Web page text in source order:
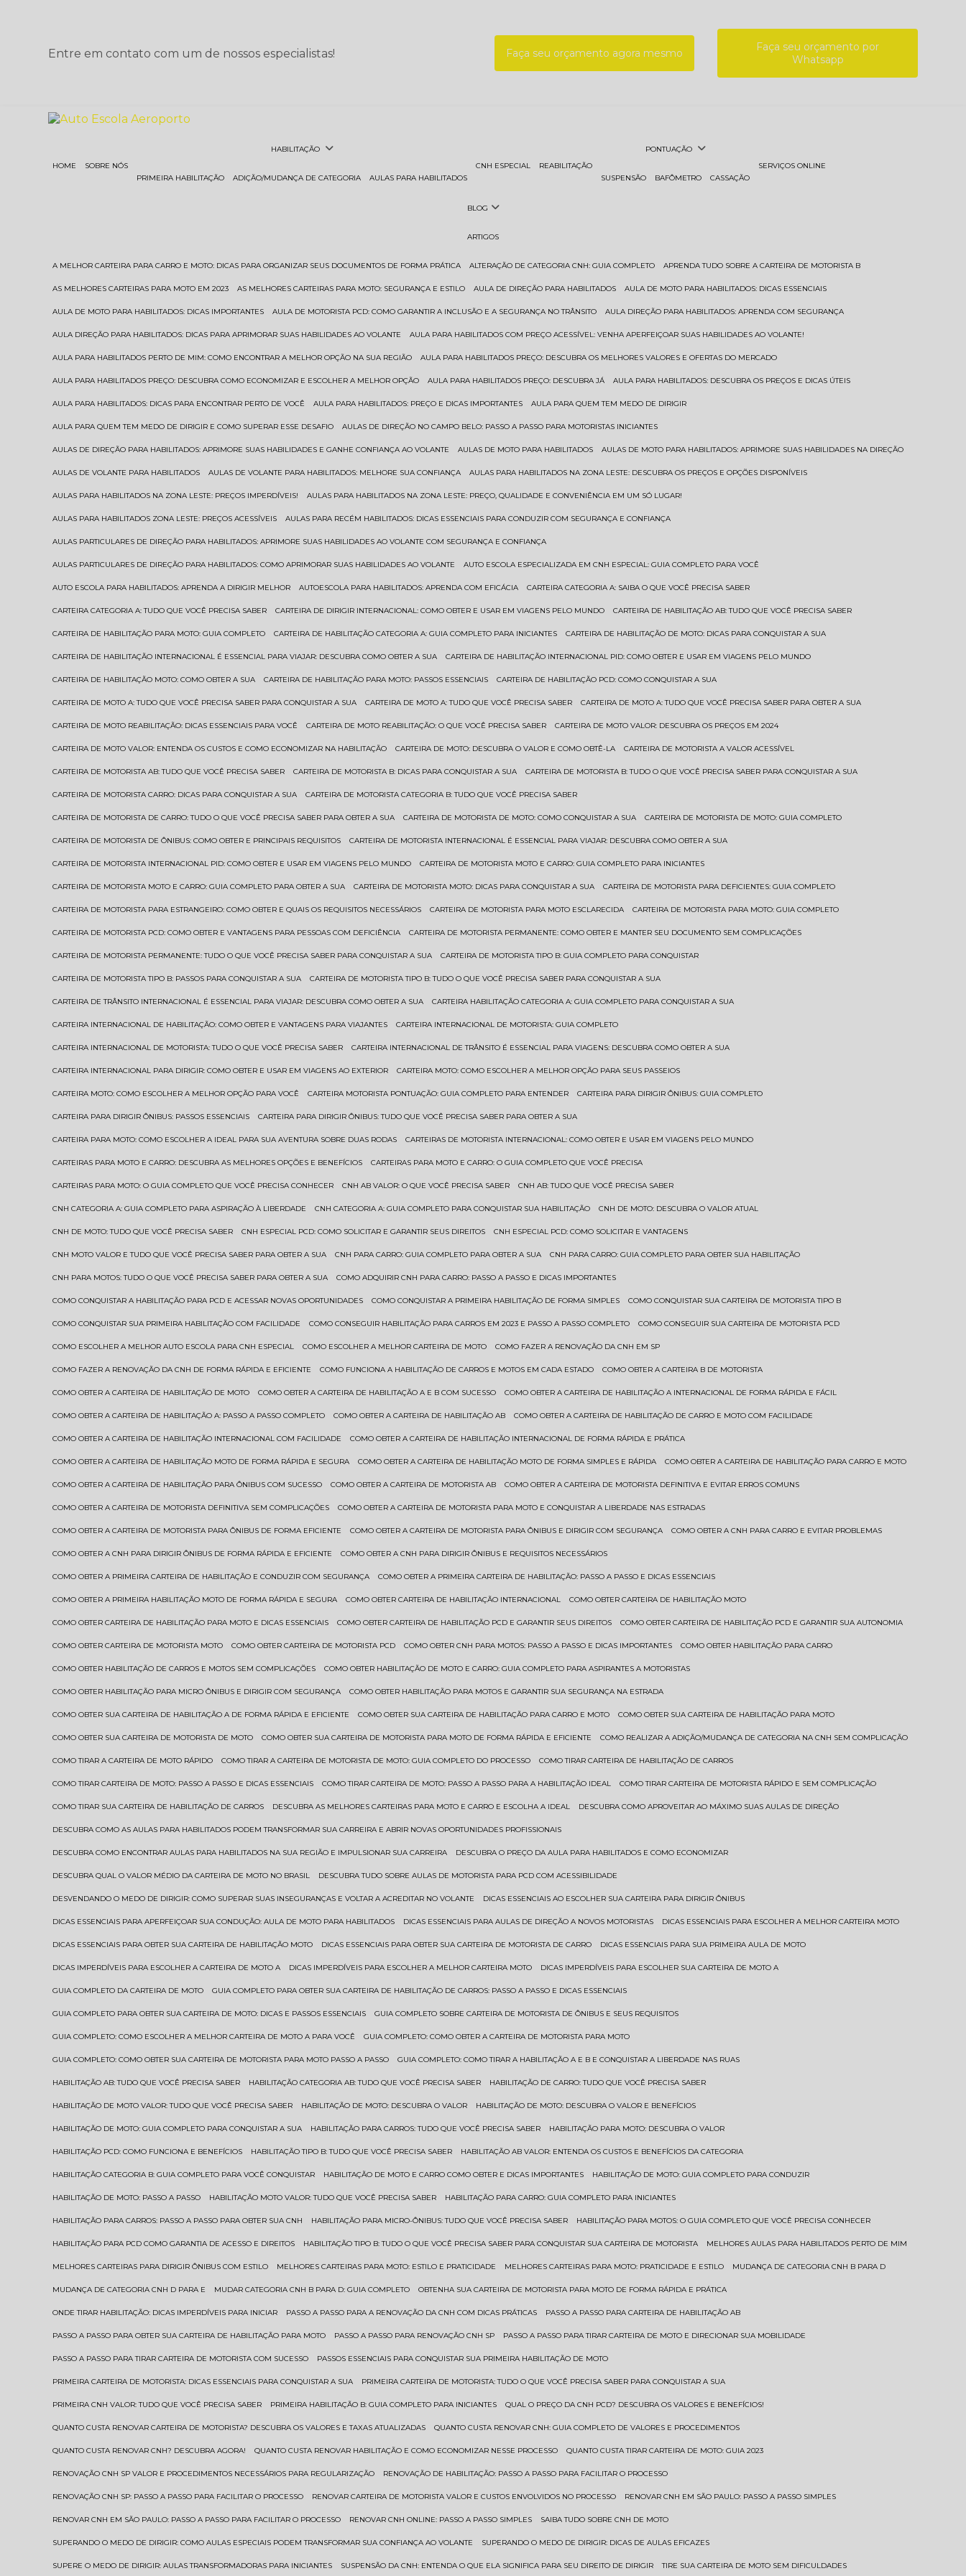
Entre em contato com um de nossos especialistas! Faça seu orçamento agora mesmo
Faça seu orçamento por
Whatsapp
HOME SOBRE NÓS
HABILITAÇÃO
PRIMEIRA HABILITAÇÃO ADIÇÃO/MUDANÇA DE CATEGORIA AULAS PARA HABILITADOS
CNH ESPECIAL REABILITAÇÃO
PONTUAÇÃO
SUSPENSÃO BAFÔMETRO CASSAÇÃO
SERVIÇOS ONLINE
BLOG
ARTIGOS
A MELHOR CARTEIRA PARA CARRO E MOTO: DICAS PARA ORGANIZAR SEUS DOCUMENTOS DE FORMA PRÁTICA ALTERAÇÃO DE CATEGORIA CNH: GUIA COMPLETO APRENDA TUDO SOBRE A CARTEIRA DE MOTORISTA B
AS MELHORES CARTEIRAS PARA MOTO EM 2023 AS MELHORES CARTEIRAS PARA MOTO: SEGURANÇA E ESTILO AULA DE DIREÇÃO PARA HABILITADOS AULA DE MOTO PARA HABILITADOS: DICAS ESSENCIAIS
AULA DE MOTO PARA HABILITADOS: DICAS IMPORTANTES AULA DE MOTORISTA PCD: COMO GARANTIR A INCLUSÃO E A SEGURANÇA NO TRÂNSITO AULA DIREÇÃO PARA HABILITADOS: APRENDA COM SEGURANÇA
AULA DIREÇÃO PARA HABILITADOS: DICAS PARA APRIMORAR SUAS HABILIDADES AO VOLANTE AULA PARA HABILITADOS COM PREÇO ACESSÍVEL: VENHA APERFEIÇOAR SUAS HABILIDADES AO VOLANTE!
AULA PARA HABILITADOS PERTO DE MIM: COMO ENCONTRAR A MELHOR OPÇÃO NA SUA REGIÃO AULA PARA HABILITADOS PREÇO: DESCUBRA OS MELHORES VALORES E OFERTAS DO MERCADO
AULA PARA HABILITADOS PREÇO: DESCUBRA COMO ECONOMIZAR E ESCOLHER A MELHOR OPÇÃO AULA PARA HABILITADOS PREÇO: DESCUBRA JÁ AULA PARA HABILITADOS: DESCUBRA OS PREÇOS E DICAS ÚTEIS
AULA PARA HABILITADOS: DICAS PARA ENCONTRAR PERTO DE VOCÊ AULA PARA HABILITADOS: PREÇO E DICAS IMPORTANTES AULA PARA QUEM TEM MEDO DE DIRIGIR
AULA PARA QUEM TEM MEDO DE DIRIGIR E COMO SUPERAR ESSE DESAFIO AULAS DE DIREÇÃO NO CAMPO BELO: PASSO A PASSO PARA MOTORISTAS INICIANTES
AULAS DE DIREÇÃO PARA HABILITADOS: APRIMORE SUAS HABILIDADES E GANHE CONFIANÇA AO VOLANTE AULAS DE MOTO PARA HABILITADOS AULAS DE MOTO PARA HABILITADOS: APRIMORE SUAS HABILIDADES NA DIREÇÃO
AULAS DE VOLANTE PARA HABILITADOS AULAS DE VOLANTE PARA HABILITADOS: MELHORE SUA CONFIANÇA AULAS PARA HABILITADOS NA ZONA LESTE: DESCUBRA OS PREÇOS E OPÇÕES DISPONÍVEIS
AULAS PARA HABILITADOS NA ZONA LESTE: PREÇOS IMPERDÍVEIS! AULAS PARA HABILITADOS NA ZONA LESTE: PREÇO, QUALIDADE E CONVENIÊNCIA EM UM SÓ LUGAR!
AULAS PARA HABILITADOS ZONA LESTE: PREÇOS ACESSÍVEIS AULAS PARA RECÉM HABILITADOS: DICAS ESSENCIAIS PARA CONDUZIR COM SEGURANÇA E CONFIANÇA
AULAS PARTICULARES DE DIREÇÃO PARA HABILITADOS: APRIMORE SUAS HABILIDADES AO VOLANTE COM SEGURANÇA E CONFIANÇA
AULAS PARTICULARES DE DIREÇÃO PARA HABILITADOS: COMO APRIMORAR SUAS HABILIDADES AO VOLANTE AUTO ESCOLA ESPECIALIZADA EM CNH ESPECIAL: GUIA COMPLETO PARA VOCÊ
AUTO ESCOLA PARA HABILITADOS: APRENDA A DIRIGIR MELHOR AUTOESCOLA PARA HABILITADOS: APRENDA COM EFICÁCIA CARTEIRA CATEGORIA A: SAIBA O QUE VOCÊ PRECISA SABER
CARTEIRA CATEGORIA A: TUDO QUE VOCÊ PRECISA SABER CARTEIRA DE DIRIGIR INTERNACIONAL: COMO OBTER E USAR EM VIAGENS PELO MUNDO CARTEIRA DE HABILITAÇÃO AB: TUDO QUE VOCÊ PRECISA SABER
CARTEIRA DE HABILITAÇÃO PARA MOTO: GUIA COMPLETO CARTEIRA DE HABILITAÇÃO CATEGORIA A: GUIA COMPLETO PARA INICIANTES CARTEIRA DE HABILITAÇÃO DE MOTO: DICAS PARA CONQUISTAR A SUA
CARTEIRA DE HABILITAÇÃO INTERNACIONAL É ESSENCIAL PARA VIAJAR: DESCUBRA COMO OBTER A SUA CARTEIRA DE HABILITAÇÃO INTERNACIONAL PID: COMO OBTER E USAR EM VIAGENS PELO MUNDO
CARTEIRA DE HABILITAÇÃO MOTO: COMO OBTER A SUA CARTEIRA DE HABILITAÇÃO PARA MOTO: PASSOS ESSENCIAIS CARTEIRA DE HABILITAÇÃO PCD: COMO CONQUISTAR A SUA
CARTEIRA DE MOTO A: TUDO QUE VOCÊ PRECISA SABER PARA CONQUISTAR A SUA CARTEIRA DE MOTO A: TUDO QUE VOCÊ PRECISA SABER CARTEIRA DE MOTO A: TUDO QUE VOCÊ PRECISA SABER PARA OBTER A SUA
CARTEIRA DE MOTO REABILITAÇÃO: DICAS ESSENCIAIS PARA VOCÊ CARTEIRA DE MOTO REABILITAÇÃO: O QUE VOCÊ PRECISA SABER CARTEIRA DE MOTO VALOR: DESCUBRA OS PREÇOS EM 2024
CARTEIRA DE MOTO VALOR: ENTENDA OS CUSTOS E COMO ECONOMIZAR NA HABILITAÇÃO CARTEIRA DE MOTO: DESCUBRA O VALOR E COMO OBTÊ-LA CARTEIRA DE MOTORISTA A VALOR ACESSÍVEL
CARTEIRA DE MOTORISTA AB: TUDO QUE VOCÊ PRECISA SABER CARTEIRA DE MOTORISTA B: DICAS PARA CONQUISTAR A SUA CARTEIRA DE MOTORISTA B: TUDO O QUE VOCÊ PRECISA SABER PARA CONQUISTAR A SUA
CARTEIRA DE MOTORISTA CARRO: DICAS PARA CONQUISTAR A SUA CARTEIRA DE MOTORISTA CATEGORIA B: TUDO QUE VOCÊ PRECISA SABER
CARTEIRA DE MOTORISTA DE CARRO: TUDO O QUE VOCÊ PRECISA SABER PARA OBTER A SUA CARTEIRA DE MOTORISTA DE MOTO: COMO CONQUISTAR A SUA CARTEIRA DE MOTORISTA DE MOTO: GUIA COMPLETO
CARTEIRA DE MOTORISTA DE ÔNIBUS: COMO OBTER E PRINCIPAIS REQUISITOS CARTEIRA DE MOTORISTA INTERNACIONAL É ESSENCIAL PARA VIAJAR: DESCUBRA COMO OBTER A SUA
CARTEIRA DE MOTORISTA INTERNACIONAL PID: COMO OBTER E USAR EM VIAGENS PELO MUNDO CARTEIRA DE MOTORISTA MOTO E CARRO: GUIA COMPLETO PARA INICIANTES
CARTEIRA DE MOTORISTA MOTO E CARRO: GUIA COMPLETO PARA OBTER A SUA CARTEIRA DE MOTORISTA MOTO: DICAS PARA CONQUISTAR A SUA CARTEIRA DE MOTORISTA PARA DEFICIENTES: GUIA COMPLETO
CARTEIRA DE MOTORISTA PARA ESTRANGEIRO: COMO OBTER E QUAIS OS REQUISITOS NECESSÁRIOS CARTEIRA DE MOTORISTA PARA MOTO ESCLARECIDA CARTEIRA DE MOTORISTA PARA MOTO: GUIA COMPLETO
CARTEIRA DE MOTORISTA PCD: COMO OBTER E VANTAGENS PARA PESSOAS COM DEFICIÊNCIA CARTEIRA DE MOTORISTA PERMANENTE: COMO OBTER E MANTER SEU DOCUMENTO SEM COMPLICAÇÕES
CARTEIRA DE MOTORISTA PERMANENTE: TUDO O QUE VOCÊ PRECISA SABER PARA CONQUISTAR A SUA CARTEIRA DE MOTORISTA TIPO B: GUIA COMPLETO PARA CONQUISTAR
CARTEIRA DE MOTORISTA TIPO B: PASSOS PARA CONQUISTAR A SUA CARTEIRA DE MOTORISTA TIPO B: TUDO O QUE VOCÊ PRECISA SABER PARA CONQUISTAR A SUA
CARTEIRA DE TRÂNSITO INTERNACIONAL É ESSENCIAL PARA VIAJAR: DESCUBRA COMO OBTER A SUA CARTEIRA HABILITAÇÃO CATEGORIA A: GUIA COMPLETO PARA CONQUISTAR A SUA
CARTEIRA INTERNACIONAL DE HABILITAÇÃO: COMO OBTER E VANTAGENS PARA VIAJANTES CARTEIRA INTERNACIONAL DE MOTORISTA: GUIA COMPLETO
CARTEIRA INTERNACIONAL DE MOTORISTA: TUDO O QUE VOCÊ PRECISA SABER CARTEIRA INTERNACIONAL DE TRÂNSITO É ESSENCIAL PARA VIAGENS: DESCUBRA COMO OBTER A SUA
CARTEIRA INTERNACIONAL PARA DIRIGIR: COMO OBTER E USAR EM VIAGENS AO EXTERIOR CARTEIRA MOTO: COMO ESCOLHER A MELHOR OPÇÃO PARA SEUS PASSEIOS
CARTEIRA MOTO: COMO ESCOLHER A MELHOR OPÇÃO PARA VOCÊ CARTEIRA MOTORISTA PONTUAÇÃO: GUIA COMPLETO PARA ENTENDER CARTEIRA PARA DIRIGIR ÔNIBUS: GUIA COMPLETO
CARTEIRA PARA DIRIGIR ÔNIBUS: PASSOS ESSENCIAIS CARTEIRA PARA DIRIGIR ÔNIBUS: TUDO QUE VOCÊ PRECISA SABER PARA OBTER A SUA
CARTEIRA PARA MOTO: COMO ESCOLHER A IDEAL PARA SUA AVENTURA SOBRE DUAS RODAS CARTEIRAS DE MOTORISTA INTERNACIONAL: COMO OBTER E USAR EM VIAGENS PELO MUNDO
CARTEIRAS PARA MOTO E CARRO: DESCUBRA AS MELHORES OPÇÕES E BENEFÍCIOS CARTEIRAS PARA MOTO E CARRO: O GUIA COMPLETO QUE VOCÊ PRECISA
CARTEIRAS PARA MOTO: O GUIA COMPLETO QUE VOCÊ PRECISA CONHECER CNH AB VALOR: O QUE VOCÊ PRECISA SABER CNH AB: TUDO QUE VOCÊ PRECISA SABER
CNH CATEGORIA A: GUIA COMPLETO PARA ASPIRAÇÃO À LIBERDADE CNH CATEGORIA A: GUIA COMPLETO PARA CONQUISTAR SUA HABILITAÇÃO CNH DE MOTO: DESCUBRA O VALOR ATUAL
CNH DE MOTO: TUDO QUE VOCÊ PRECISA SABER CNH ESPECIAL PCD: COMO SOLICITAR E GARANTIR SEUS DIREITOS CNH ESPECIAL PCD: COMO SOLICITAR E VANTAGENS
CNH MOTO VALOR E TUDO QUE VOCÊ PRECISA SABER PARA OBTER A SUA CNH PARA CARRO: GUIA COMPLETO PARA OBTER A SUA CNH PARA CARRO: GUIA COMPLETO PARA OBTER SUA HABILITAÇÃO
CNH PARA MOTOS: TUDO O QUE VOCÊ PRECISA SABER PARA OBTER A SUA COMO ADQUIRIR CNH PARA CARRO: PASSO A PASSO E DICAS IMPORTANTES
COMO CONQUISTAR A HABILITAÇÃO PARA PCD E ACESSAR NOVAS OPORTUNIDADES COMO CONQUISTAR A PRIMEIRA HABILITAÇÃO DE FORMA SIMPLES COMO CONQUISTAR SUA CARTEIRA DE MOTORISTA TIPO B
COMO CONQUISTAR SUA PRIMEIRA HABILITAÇÃO COM FACILIDADE COMO CONSEGUIR HABILITAÇÃO PARA CARROS EM 2023 E PASSO A PASSO COMPLETO COMO CONSEGUIR SUA CARTEIRA DE MOTORISTA PCD
COMO ESCOLHER A MELHOR AUTO ESCOLA PARA CNH ESPECIAL COMO ESCOLHER A MELHOR CARTEIRA DE MOTO COMO FAZER A RENOVAÇÃO DA CNH EM SP
COMO FAZER A RENOVAÇÃO DA CNH DE FORMA RÁPIDA E EFICIENTE COMO FUNCIONA A HABILITAÇÃO DE CARROS E MOTOS EM CADA ESTADO COMO OBTER A CARTEIRA B DE MOTORISTA
COMO OBTER A CARTEIRA DE HABILITAÇÃO DE MOTO COMO OBTER A CARTEIRA DE HABILITAÇÃO A E B COM SUCESSO COMO OBTER A CARTEIRA DE HABILITAÇÃO A INTERNACIONAL DE FORMA RÁPIDA E FÁCIL
COMO OBTER A CARTEIRA DE HABILITAÇÃO A: PASSO A PASSO COMPLETO COMO OBTER A CARTEIRA DE HABILITAÇÃO AB COMO OBTER A CARTEIRA DE HABILITAÇÃO DE CARRO E MOTO COM FACILIDADE
COMO OBTER A CARTEIRA DE HABILITAÇÃO INTERNACIONAL COM FACILIDADE COMO OBTER A CARTEIRA DE HABILITAÇÃO INTERNACIONAL DE FORMA RÁPIDA E PRÁTICA
COMO OBTER A CARTEIRA DE HABILITAÇÃO MOTO DE FORMA RÁPIDA E SEGURA COMO OBTER A CARTEIRA DE HABILITAÇÃO MOTO DE FORMA SIMPLES E RÁPIDA COMO OBTER A CARTEIRA DE HABILITAÇÃO PARA CARRO E MOTO
COMO OBTER A CARTEIRA DE HABILITAÇÃO PARA ÔNIBUS COM SUCESSO COMO OBTER A CARTEIRA DE MOTORISTA AB COMO OBTER A CARTEIRA DE MOTORISTA DEFINITIVA E EVITAR ERROS COMUNS
COMO OBTER A CARTEIRA DE MOTORISTA DEFINITIVA SEM COMPLICAÇÕES COMO OBTER A CARTEIRA DE MOTORISTA PARA MOTO E CONQUISTAR A LIBERDADE NAS ESTRADAS
COMO OBTER A CARTEIRA DE MOTORISTA PARA ÔNIBUS DE FORMA EFICIENTE COMO OBTER A CARTEIRA DE MOTORISTA PARA ÔNIBUS E DIRIGIR COM SEGURANÇA COMO OBTER A CNH PARA CARRO E EVITAR PROBLEMAS
COMO OBTER A CNH PARA DIRIGIR ÔNIBUS DE FORMA RÁPIDA E EFICIENTE COMO OBTER A CNH PARA DIRIGIR ÔNIBUS E REQUISITOS NECESSÁRIOS
COMO OBTER A PRIMEIRA CARTEIRA DE HABILITAÇÃO E CONDUZIR COM SEGURANÇA COMO OBTER A PRIMEIRA CARTEIRA DE HABILITAÇÃO: PASSO A PASSO E DICAS ESSENCIAIS
COMO OBTER A PRIMEIRA HABILITAÇÃO MOTO DE FORMA RÁPIDA E SEGURA COMO OBTER CARTEIRA DE HABILITAÇÃO INTERNACIONAL COMO OBTER CARTEIRA DE HABILITAÇÃO MOTO
COMO OBTER CARTEIRA DE HABILITAÇÃO PARA MOTO E DICAS ESSENCIAIS COMO OBTER CARTEIRA DE HABILITAÇÃO PCD E GARANTIR SEUS DIREITOS COMO OBTER CARTEIRA DE HABILITAÇÃO PCD E GARANTIR SUA AUTONOMIA
COMO OBTER CARTEIRA DE MOTORISTA MOTO COMO OBTER CARTEIRA DE MOTORISTA PCD COMO OBTER CNH PARA MOTOS: PASSO A PASSO E DICAS IMPORTANTES COMO OBTER HABILITAÇÃO PARA CARRO
COMO OBTER HABILITAÇÃO DE CARROS E MOTOS SEM COMPLICAÇÕES COMO OBTER HABILITAÇÃO DE MOTO E CARRO: GUIA COMPLETO PARA ASPIRANTES A MOTORISTAS
COMO OBTER HABILITAÇÃO PARA MICRO ÔNIBUS E DIRIGIR COM SEGURANÇA COMO OBTER HABILITAÇÃO PARA MOTOS E GARANTIR SUA SEGURANÇA NA ESTRADA
COMO OBTER SUA CARTEIRA DE HABILITAÇÃO A DE FORMA RÁPIDA E EFICIENTE COMO OBTER SUA CARTEIRA DE HABILITAÇÃO PARA CARRO E MOTO COMO OBTER SUA CARTEIRA DE HABILITAÇÃO PARA MOTO
COMO OBTER SUA CARTEIRA DE MOTORISTA DE MOTO COMO OBTER SUA CARTEIRA DE MOTORISTA PARA MOTO DE FORMA RÁPIDA E EFICIENTE COMO REALIZAR A ADIÇÃO/MUDANÇA DE CATEGORIA NA CNH SEM COMPLICAÇÃO
COMO TIRAR A CARTEIRA DE MOTO RÁPIDO COMO TIRAR A CARTEIRA DE MOTORISTA DE MOTO: GUIA COMPLETO DO PROCESSO COMO TIRAR CARTEIRA DE HABILITAÇÃO DE CARROS
COMO TIRAR CARTEIRA DE MOTO: PASSO A PASSO E DICAS ESSENCIAIS COMO TIRAR CARTEIRA DE MOTO: PASSO A PASSO PARA A HABILITAÇÃO IDEAL COMO TIRAR CARTEIRA DE MOTORISTA RÁPIDO E SEM COMPLICAÇÃO
COMO TIRAR SUA CARTEIRA DE HABILITAÇÃO DE CARROS DESCUBRA AS MELHORES CARTEIRAS PARA MOTO E CARRO E ESCOLHA A IDEAL DESCUBRA COMO APROVEITAR AO MÁXIMO SUAS AULAS DE DIREÇÃO
DESCUBRA COMO AS AULAS PARA HABILITADOS PODEM TRANSFORMAR SUA CARREIRA E ABRIR NOVAS OPORTUNIDADES PROFISSIONAIS
DESCUBRA COMO ENCONTRAR AULAS PARA HABILITADOS NA SUA REGIÃO E IMPULSIONAR SUA CARREIRA DESCUBRA O PREÇO DA AULA PARA HABILITADOS E COMO ECONOMIZAR
DESCUBRA QUAL O VALOR MÉDIO DA CARTEIRA DE MOTO NO BRASIL DESCUBRA TUDO SOBRE AULAS DE MOTORISTA PARA PCD COM ACESSIBILIDADE
DESVENDANDO O MEDO DE DIRIGIR: COMO SUPERAR SUAS INSEGURANÇAS E VOLTAR A ACREDITAR NO VOLANTE DICAS ESSENCIAIS AO ESCOLHER SUA CARTEIRA PARA DIRIGIR ÔNIBUS
DICAS ESSENCIAIS PARA APERFEIÇOAR SUA CONDUÇÃO: AULA DE MOTO PARA HABILITADOS DICAS ESSENCIAIS PARA AULAS DE DIREÇÃO A NOVOS MOTORISTAS DICAS ESSENCIAIS PARA ESCOLHER A MELHOR CARTEIRA MOTO
DICAS ESSENCIAIS PARA OBTER SUA CARTEIRA DE HABILITAÇÃO MOTO DICAS ESSENCIAIS PARA OBTER SUA CARTEIRA DE MOTORISTA DE CARRO DICAS ESSENCIAIS PARA SUA PRIMEIRA AULA DE MOTO
DICAS IMPERDÍVEIS PARA ESCOLHER A CARTEIRA DE MOTO A DICAS IMPERDÍVEIS PARA ESCOLHER A MELHOR CARTEIRA MOTO DICAS IMPERDÍVEIS PARA ESCOLHER SUA CARTEIRA DE MOTO A
GUIA COMPLETO DA CARTEIRA DE MOTO GUIA COMPLETO PARA OBTER SUA CARTEIRA DE HABILITAÇÃO DE CARROS: PASSO A PASSO E DICAS ESSENCIAIS
GUIA COMPLETO PARA OBTER SUA CARTEIRA DE MOTO: DICAS E PASSOS ESSENCIAIS GUIA COMPLETO SOBRE CARTEIRA DE MOTORISTA DE ÔNIBUS E SEUS REQUISITOS
GUIA COMPLETO: COMO ESCOLHER A MELHOR CARTEIRA DE MOTO A PARA VOCÊ GUIA COMPLETO: COMO OBTER A CARTEIRA DE MOTORISTA PARA MOTO
GUIA COMPLETO: COMO OBTER SUA CARTEIRA DE MOTORISTA PARA MOTO PASSO A PASSO GUIA COMPLETO: COMO TIRAR A HABILITAÇÃO A E B E CONQUISTAR A LIBERDADE NAS RUAS
HABILITAÇÃO AB: TUDO QUE VOCÊ PRECISA SABER HABILITAÇÃO CATEGORIA AB: TUDO QUE VOCÊ PRECISA SABER HABILITAÇÃO DE CARRO: TUDO QUE VOCÊ PRECISA SABER
HABILITAÇÃO DE MOTO VALOR: TUDO QUE VOCÊ PRECISA SABER HABILITAÇÃO DE MOTO: DESCUBRA O VALOR HABILITAÇÃO DE MOTO: DESCUBRA O VALOR E BENEFÍCIOS
HABILITAÇÃO DE MOTO: GUIA COMPLETO PARA CONQUISTAR A SUA HABILITAÇÃO PARA CARROS: TUDO QUE VOCÊ PRECISA SABER HABILITAÇÃO PARA MOTO: DESCUBRA O VALOR
HABILITAÇÃO PCD: COMO FUNCIONA E BENEFÍCIOS HABILITAÇÃO TIPO B: TUDO QUE VOCÊ PRECISA SABER HABILITAÇÃO AB VALOR: ENTENDA OS CUSTOS E BENEFÍCIOS DA CATEGORIA
HABILITAÇÃO CATEGORIA B: GUIA COMPLETO PARA VOCÊ CONQUISTAR HABILITAÇÃO DE MOTO E CARRO COMO OBTER E DICAS IMPORTANTES HABILITAÇÃO DE MOTO: GUIA COMPLETO PARA CONDUZIR
HABILITAÇÃO DE MOTO: PASSO A PASSO HABILITAÇÃO MOTO VALOR: TUDO QUE VOCÊ PRECISA SABER HABILITAÇÃO PARA CARRO: GUIA COMPLETO PARA INICIANTES
HABILITAÇÃO PARA CARROS: PASSO A PASSO PARA OBTER SUA CNH HABILITAÇÃO PARA MICRO-ÔNIBUS: TUDO QUE VOCÊ PRECISA SABER HABILITAÇÃO PARA MOTOS: O GUIA COMPLETO QUE VOCÊ PRECISA CONHECER
HABILITAÇÃO PARA PCD COMO GARANTIA DE ACESSO E DIREITOS HABILITAÇÃO TIPO B: TUDO O QUE VOCÊ PRECISA SABER PARA CONQUISTAR SUA CARTEIRA DE MOTORISTA MELHORES AULAS PARA HABILITADOS PERTO DE MIM
MELHORES CARTEIRAS PARA DIRIGIR ÔNIBUS COM ESTILO MELHORES CARTEIRAS PARA MOTO: ESTILO E PRATICIDADE MELHORES CARTEIRAS PARA MOTO: PRATICIDADE E ESTILO MUDANÇA DE CATEGORIA CNH B PARA D
MUDANÇA DE CATEGORIA CNH D PARA E MUDAR CATEGORIA CNH B PARA D: GUIA COMPLETO OBTENHA SUA CARTEIRA DE MOTORISTA PARA MOTO DE FORMA RÁPIDA E PRÁTICA
ONDE TIRAR HABILITAÇÃO: DICAS IMPERDÍVEIS PARA INICIAR PASSO A PASSO PARA A RENOVAÇÃO DA CNH COM DICAS PRÁTICAS PASSO A PASSO PARA CARTEIRA DE HABILITAÇÃO AB
PASSO A PASSO PARA OBTER SUA CARTEIRA DE HABILITAÇÃO PARA MOTO PASSO A PASSO PARA RENOVAÇÃO CNH SP PASSO A PASSO PARA TIRAR CARTEIRA DE MOTO E DIRECIONAR SUA MOBILIDADE
PASSO A PASSO PARA TIRAR CARTEIRA DE MOTORISTA COM SUCESSO PASSOS ESSENCIAIS PARA CONQUISTAR SUA PRIMEIRA HABILITAÇÃO DE MOTO
PRIMEIRA CARTEIRA DE MOTORISTA: DICAS ESSENCIAIS PARA CONQUISTAR A SUA PRIMEIRA CARTEIRA DE MOTORISTA: TUDO O QUE VOCÊ PRECISA SABER PARA CONQUISTAR A SUA
PRIMEIRA CNH VALOR: TUDO QUE VOCÊ PRECISA SABER PRIMEIRA HABILITAÇÃO B: GUIA COMPLETO PARA INICIANTES QUAL O PREÇO DA CNH PCD? DESCUBRA OS VALORES E BENEFÍCIOS!
QUANTO CUSTA RENOVAR CARTEIRA DE MOTORISTA? DESCUBRA OS VALORES E TAXAS ATUALIZADAS QUANTO CUSTA RENOVAR CNH: GUIA COMPLETO DE VALORES E PROCEDIMENTOS
QUANTO CUSTA RENOVAR CNH? DESCUBRA AGORA! QUANTO CUSTA RENOVAR HABILITAÇÃO E COMO ECONOMIZAR NESSE PROCESSO QUANTO CUSTA TIRAR CARTEIRA DE MOTO: GUIA 2023
RENOVAÇÃO CNH SP VALOR E PROCEDIMENTOS NECESSÁRIOS PARA REGULARIZAÇÃO RENOVAÇÃO DE HABILITAÇÃO: PASSO A PASSO PARA FACILITAR O PROCESSO
RENOVAÇÃO CNH SP: PASSO A PASSO PARA FACILITAR O PROCESSO RENOVAR CARTEIRA DE MOTORISTA VALOR E CUSTOS ENVOLVIDOS NO PROCESSO RENOVAR CNH EM SÃO PAULO: PASSO A PASSO SIMPLES
RENOVAR CNH EM SÃO PAULO: PASSO A PASSO PARA FACILITAR O PROCESSO RENOVAR CNH ONLINE: PASSO A PASSO SIMPLES SAIBA TUDO SOBRE CNH DE MOTO
SUPERANDO O MEDO DE DIRIGIR: COMO AULAS ESPECIAIS PODEM TRANSFORMAR SUA CONFIANÇA AO VOLANTE SUPERANDO O MEDO DE DIRIGIR: DICAS DE AULAS EFICAZES
SUPERE O MEDO DE DIRIGIR: AULAS TRANSFORMADORAS PARA INICIANTES SUSPENSÃO DA CNH: ENTENDA O QUE ELA SIGNIFICA PARA SEU DIREITO DE DIRIGIR TIRE SUA CARTEIRA DE MOTO SEM DIFICULDADES